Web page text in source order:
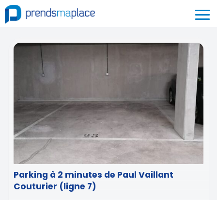
Parking à 2 minutes de Paul Vaillant
Couturier (ligne 7)